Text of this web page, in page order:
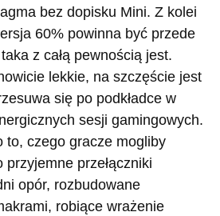
bez dopisku Mini. Z kolei
60% powinna być przede
z całą pewnością jest.
lekkie, na szczęście jest
się po podkładce w
sesji gamingowych.
to, czego gracze mogliby
przełączniki
opór, rozbudowane
robiące wrażenie